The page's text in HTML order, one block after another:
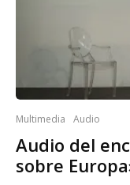
Multimedia Audio
Audio del
sobre